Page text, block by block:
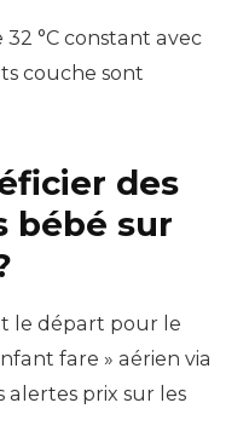
°C constant avec
couche sont
des
bébé sur
le départ pour le
fare » aérien via
alertes prix sur les